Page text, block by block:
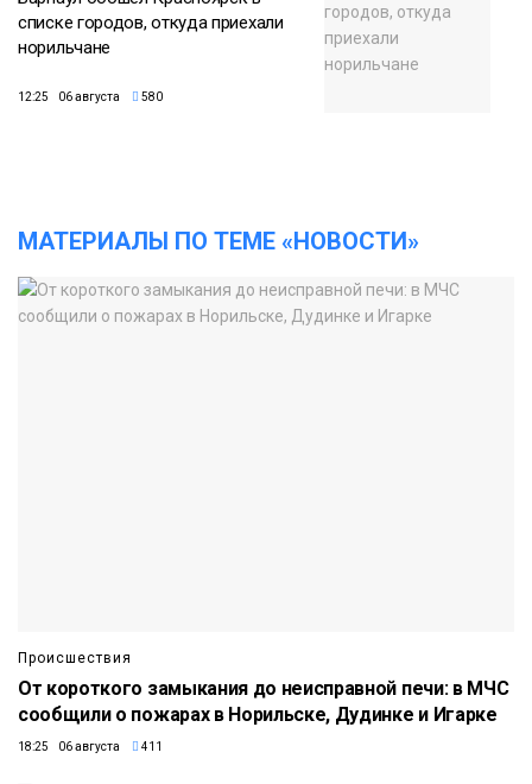
списке городов, откуда приехали
норильчане
12:25 06 августа 580
МАТЕРИАЛЫ ПО ТЕМЕ «НОВОСТИ»
Происшествия
От короткого замыкания до неисправной печи: в МЧС
сообщили о пожарах в Норильске, Дудинке и Игарке
18:25 06 августа 411